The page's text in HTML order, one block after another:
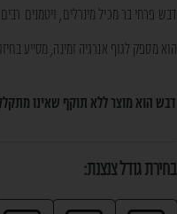
דבש פרחי בר מכיל מינרלים, ויטמנים
הוא מספק לגוף אנרגיה זמינה, מסייע
דבש הוא מוצר ללא תוקף שאינו